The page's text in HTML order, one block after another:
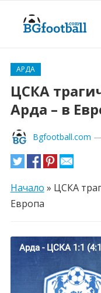
АРДА
ЦСКА
Арда – в
Bgfootball.com —
Начало » ЦСКА
Европа